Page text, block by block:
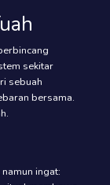
sekitar
sebuah
bersama.
ingat: